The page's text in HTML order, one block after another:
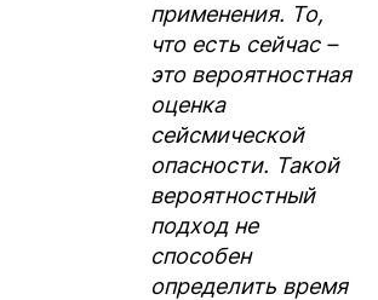
применения. То,
что есть сейчас –
это вероятностная
оценка
сейсмической
опасности. Такой
вероятностный
подход не
способен
определить время